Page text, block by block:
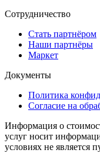
Сотрудничество
Стать партнёром
Наши партнёры
Маркет
Документы
Политика
Согласие на
Информация о
услуг носит
условиях не является